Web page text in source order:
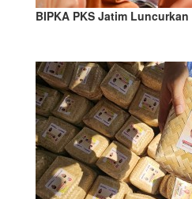
BIPKA PKS Jatim